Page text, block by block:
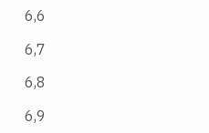
6,6
6,7
6,8
6,9